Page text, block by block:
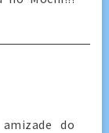
do